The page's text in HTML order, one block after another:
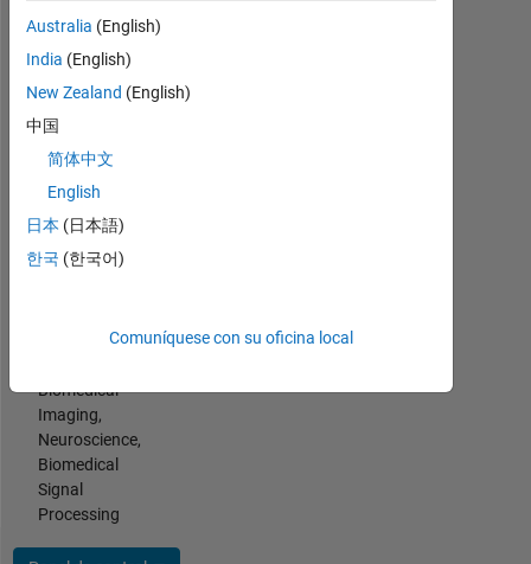
Programming
Languages:
MATLAB,
Python,
Arduino
Spoken
Languages:
English,
Spanish,
Japanese
Biomedical
Imaging,
Neuroscience,
Biomedical
Signal
Processing
Australia (English)
India (English)
New Zealand (English)
中国
简体中文
English
日本 (日本語)
한국 (한국어)
Comuníquese con su oficina local